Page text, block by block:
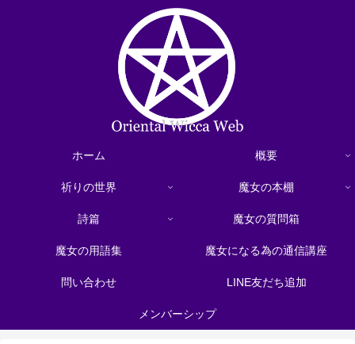
ホーム 概要
祈りの世界 魔女の本棚
詩篇 魔女の質問箱
魔女の用語集 魔女になる為の通信講座
問い合わせ LINE友だち追加
メンバーシップ